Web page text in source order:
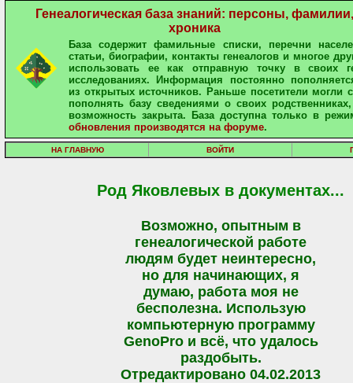
Генеалогическая база знаний: персоны, фамилии,
хроника
База содержит фамильные списки, перечни
статьи, биографии, контакты генеалогов и многое
использовать ее как отправную точку в своих
исследованиях. Информация постоянно
из открытых источников. Раньше посетители могли
пополнять базу сведениями о своих
возможность закрыта. База доступна только в
обновления производятся на форуме.
НА ГЛАВНУЮ ВОЙТИ
Род Яковлевых в документах...
Возможно, опытным в
генеалогической работе
людям будет неинтересно,
но для начинающих, я
думаю, работа моя не
бесполезна. Использую
компьютерную программу
GenoPro и всё, что удалось
раздобыть.
Отредактировано 04.02.2013